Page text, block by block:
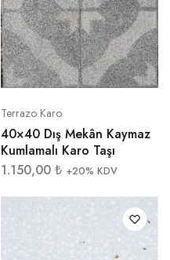
Terrazo Karo
40×40 Dış Mekân Kaymaz
Kumlamalı Karo Taşı
1.150,00 ₺ +20% KDV